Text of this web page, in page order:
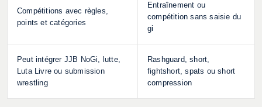
Compétitions avec règles,
points et catégories
Entraînement ou
compétition sans saisie du
gi
Peut intégrer JJB NoGi, lutte,
Luta Livre ou submission
wrestling
Rashguard, short,
fightshort, spats ou short
compression